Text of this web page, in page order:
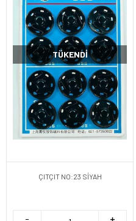
TÜKENDI
ÇITÇIT NO:23 SİYAH